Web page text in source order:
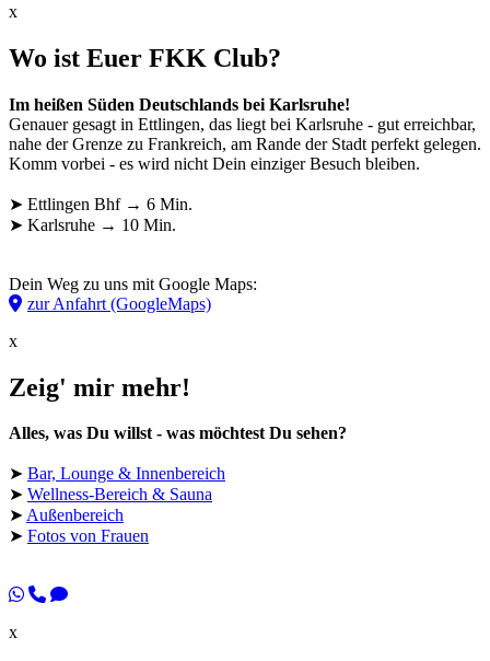
x
Wo ist Euer FKK Club?
Im heißen Süden Deutschlands bei Karlsruhe!
Genauer gesagt in Ettlingen, das liegt bei Karlsruhe - gut erreichbar,
nahe der Grenze zu Frankreich, am Rande der Stadt perfekt gelegen.
Komm vorbei - es wird nicht Dein einziger Besuch bleiben.
➤ Ettlingen Bhf → 6 Min.
➤ Karlsruhe → 10 Min.
Dein Weg zu uns mit Google Maps:
zur Anfahrt (GoogleMaps)
x
Zeig' mir mehr!
Alles, was Du willst - was möchtest Du sehen?
➤ Bar, Lounge & Innenbereich
➤ Wellness-Bereich & Sauna
➤Außenbereich
➤ Fotos von Frauen
x